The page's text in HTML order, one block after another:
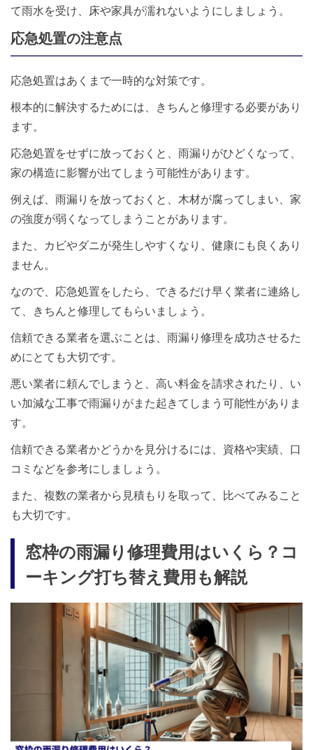
て雨水を受け、床や家具が濡れないようにしましょう。
応急処置の注意点
応急処置はあくまで一時的な対策です。
根本的に解決するためには、きちんと修理する必要があり
ます。
応急処置をせずに放っておくと、雨漏りがひどくなって、
家の構造に影響が出てしまう可能性があります。
例えば、雨漏りを放っておくと、木材が腐ってしまい、家
の強度が弱くなってしまうことがあります。
また、カビやダニが発生しやすくなり、健康にも良くあり
ません。
なので、応急処置をしたら、できるだけ早く業者に連絡し
て、きちんと修理してもらいましょう。
信頼できる業者を選ぶことは、雨漏り修理を成功させるた
めにとても大切です。
悪い業者に頼んでしまうと、高い料金を請求されたり、い
い加減な工事で雨漏りがまた起きてしまう可能性がありま
す。
信頼できる業者かどうかを見分けるには、資格や実績、口
コミなどを参考にしましょう。
また、複数の業者から見積もりを取って、比べてみること
も大切です。
窓枠の雨漏り修理費用はいくら？コ
ーキング打ち替え費用も解説